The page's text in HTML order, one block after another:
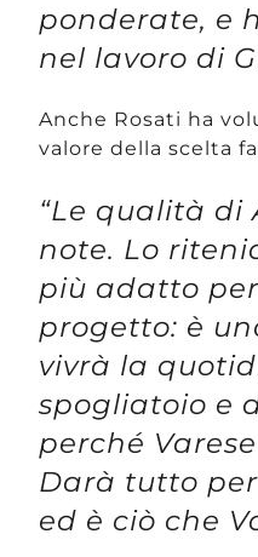
ponderate, e
nel lavoro di
Anche Rosati ha
valore della scelta
“Le qualità di
note. Lo
più adatto
progetto: è
vivrà la
spogliatoio e
perché
Darà tutto
ed è ciò che